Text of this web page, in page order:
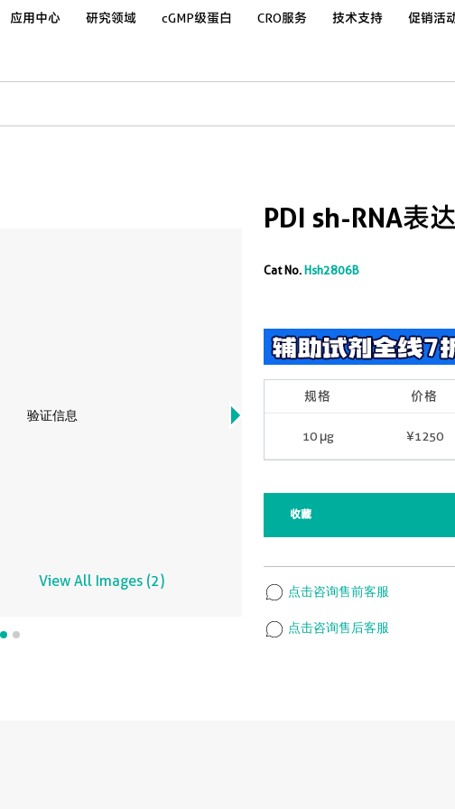
应用中心 研究领域 cGMP级蛋白 CRO服务 技术支持 促销活
验证信息
View All Images (2)
PDI sh-RNA表
Cat No.Hsh2806B
规格 价格
10 μg ¥1250
收藏
点击咨询售前客服
点击咨询售后客服